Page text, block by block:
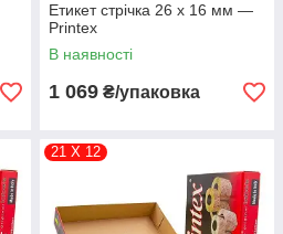
Лимонний
900
евий
30 Біла
Етикет стрічка 26 x 16 мм —
Printex
В наявності
1 069 ₴/упаковка
21 Х 12